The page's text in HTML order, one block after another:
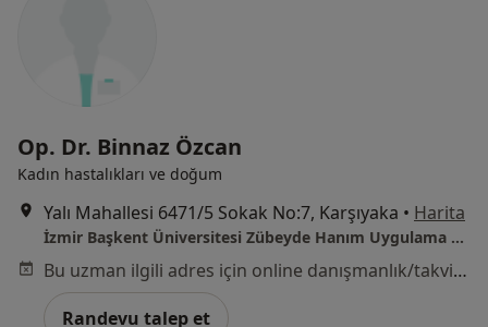
Op. Dr. Binnaz Özcan
Kadın hastalıkları ve doğum
Yalı Mahallesi 6471/5 Sokak No:7, Karşıyaka • Harita
İzmir Başkent Üniversitesi Zübeyde Hanım Uygulama Ve Araştırma Merkezi
Bu uzman ilgili adres için online danışmanlık/takvim sunmuyor.
Randevu talep et